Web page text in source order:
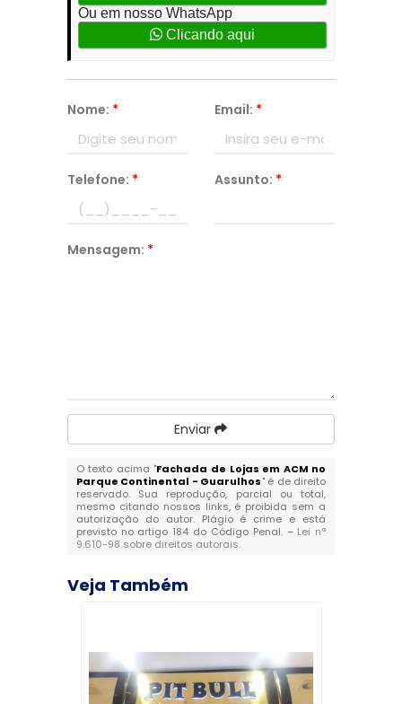
Ou em nosso WhatsApp
Clicando aqui
Nome: * Email: *
Telefone: * Assunto: *
Mensagem: *
Enviar
O texto acima "Fachada de Lojas em ACM no
Parque Continental - Guarulhos" é de direito
reservado. Sua reprodução, parcial ou total,
mesmo citando nossos links, é proibida sem a
autorização do autor. Plágio é crime e está
previsto no artigo 184 do Código Penal. – Lei n°
9.610-98 sobre direitos autorais.
Veja Também